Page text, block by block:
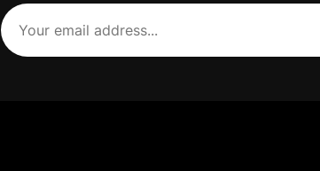
Your
email
address
(Required)